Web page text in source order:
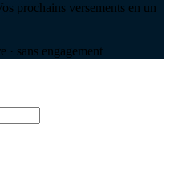
prochains versements en un
· sans engagement